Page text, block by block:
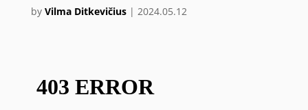
by Vilma Ditkevičius| 2024.05.12